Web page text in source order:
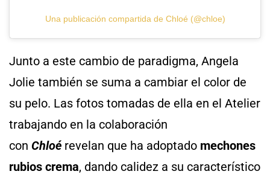
Una publicación compartida de Chloé (@chloe)
Junto a este cambio de paradigma, Angela
Jolie también se suma a cambiar el color de
su pelo. Las fotos tomadas de ella en el Atelier
trabajando en la colaboración
con Chloé revelan que ha adoptado mechones
rubios crema, dando calidez a su característico